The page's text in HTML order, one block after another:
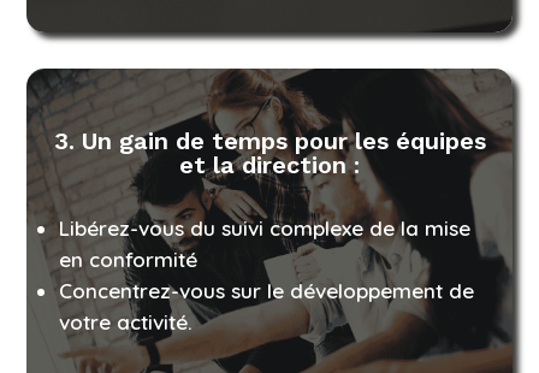
3. Un gain de temps pour les équipes
et la direction :
Libérez-vous du suivi complexe de la mise
en conformité
Concentrez-vous sur le développement de
votre activité.